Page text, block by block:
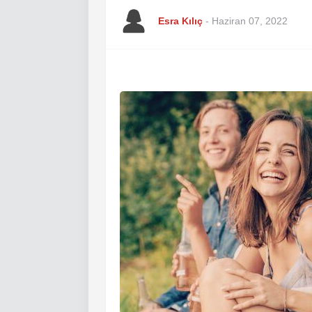
Esra Kılıç - Haziran 07, 2022